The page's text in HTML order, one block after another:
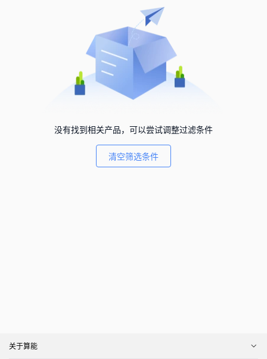
没有找到相关产品，可以尝试调整过滤条件
清空筛选条件
关于算能